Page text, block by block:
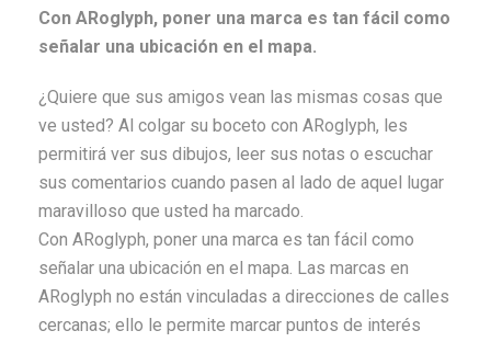
Con ARoglyph, poner una marca es tan fácil como
señalar una ubicación en el mapa.
¿Quiere que sus amigos vean las mismas cosas que
ve usted? Al colgar su boceto con ARoglyph, les
permitirá ver sus dibujos, leer sus notas o escuchar
sus comentarios cuando pasen al lado de aquel lugar
maravilloso que usted ha marcado.
Con ARoglyph, poner una marca es tan fácil como
señalar una ubicación en el mapa. Las marcas en
ARoglyph no están vinculadas a direcciones de calles
cercanas; ello le permite marcar puntos de interés